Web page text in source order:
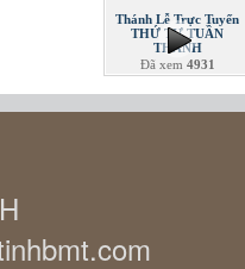
Thánh Lễ Trực Tuyến
THỨ TƯ TUẦN
THÁNH
Đã xem 4931